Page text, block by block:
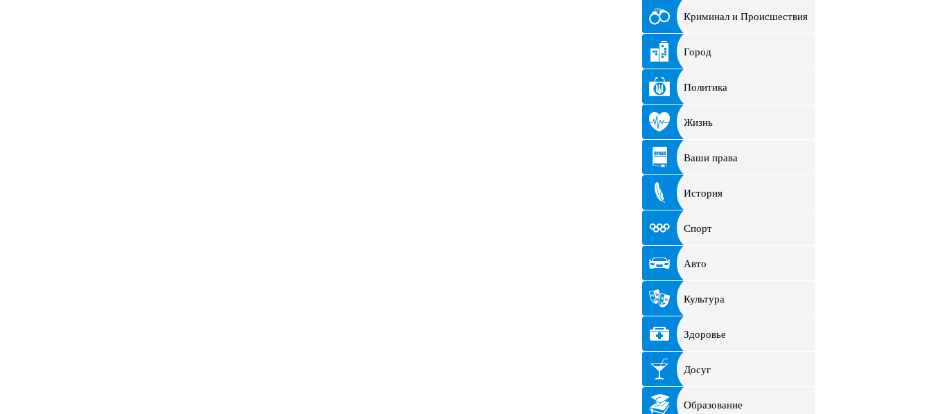
Криминал и Происшествия
Город
Политика
Жизнь
Ваши права
История
Спорт
Авто
Культура
Здоровье
Досуг
Образование